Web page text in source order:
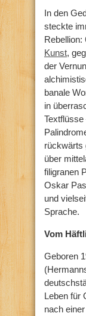
In den
steckte
Rebellion:
Kunst,
der
banale
in
rückwärts
über
filigranen
Oskar
und
Sprache.
Vom
Geboren
Leben für
nach